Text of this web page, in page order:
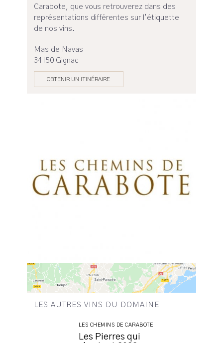
Carabote, que vous retrouverez dans des
représentations différentes sur l’étiquette
de nos vins.
Mas de Navas
34150 Gignac
OBTENIR UN ITINÉRAIRE
LES AUTRES VINS DU DOMAINE
LES CHEMINS DE CARABOTE
Les Pierres qui